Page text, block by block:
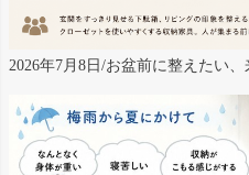
2026年7月8日/お盆前に整えたい